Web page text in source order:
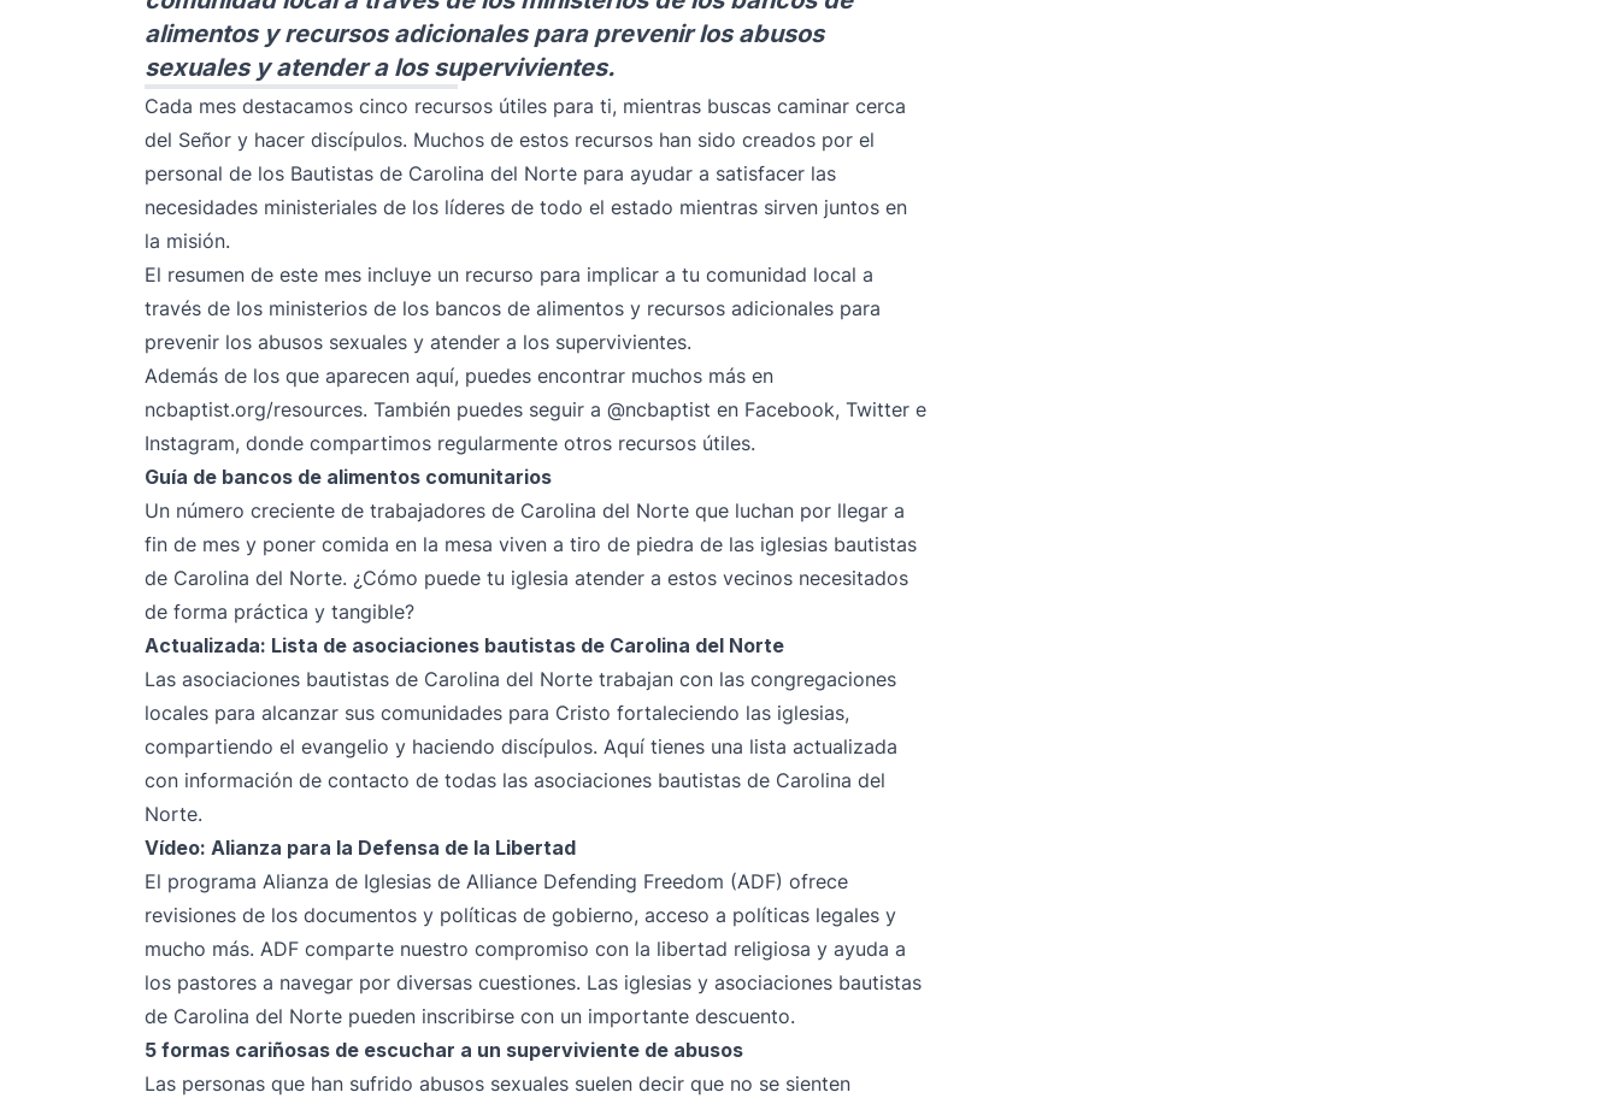
alimentos y recursos adicionales para prevenir los abusos
sexuales y atender a los supervivientes.
Cada mes destacamos cinco recursos útiles para ti, mientras buscas caminar cerca
del Señor y hacer discípulos. Muchos de estos recursos han sido creados por el
personal de los Bautistas de Carolina del Norte para ayudar a satisfacer las
necesidades ministeriales de los líderes de todo el estado mientras sirven juntos en
la misión.
El resumen de este mes incluye un recurso para implicar a tu comunidad local a
través de los ministerios de los bancos de alimentos y recursos adicionales para
prevenir los abusos sexuales y atender a los supervivientes.
Además de los que aparecen aquí, puedes encontrar muchos más en
ncbaptist.org/resources. También puedes seguir a @ncbaptist en Facebook, Twitter e
Instagram, donde compartimos regularmente otros recursos útiles.
Guía de bancos de alimentos comunitarios
Un número creciente de trabajadores de Carolina del Norte que luchan por llegar a
fin de mes y poner comida en la mesa viven a tiro de piedra de las iglesias bautistas
de Carolina del Norte. ¿Cómo puede tu iglesia atender a estos vecinos necesitados
de forma práctica y tangible?
Actualizada: Lista de asociaciones bautistas de Carolina del Norte
Las asociaciones bautistas de Carolina del Norte trabajan con las congregaciones
locales para alcanzar sus comunidades para Cristo fortaleciendo las iglesias,
compartiendo el evangelio y haciendo discípulos. Aquí tienes una lista actualizada
con información de contacto de todas las asociaciones bautistas de Carolina del
Norte.
Vídeo: Alianza para la Defensa de la Libertad
El programa Alianza de Iglesias de Alliance Defending Freedom (ADF) ofrece
revisiones de los documentos y políticas de gobierno, acceso a políticas legales y
mucho más. ADF comparte nuestro compromiso con la libertad religiosa y ayuda a
los pastores a navegar por diversas cuestiones. Las iglesias y asociaciones bautistas
de Carolina del Norte pueden inscribirse con un importante descuento.
5 formas cariñosas de escuchar a un superviviente de abusos
Las personas que han sufrido abusos sexuales suelen decir que no se sienten